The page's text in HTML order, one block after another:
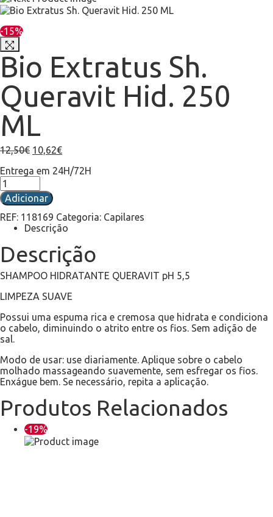
-15%
Bio Extratus Sh.
Queravit Hid. 250
ML
12,50€ 10,62€
Entrega em 24H/72H
Adicionar
REF: 118169 Categoria: Capilares
Descrição
Descrição
SHAMPOO HIDRATANTE QUERAVIT pH 5,5
LIMPEZA SUAVE
Possui uma espuma rica e cremosa que hidrata e condiciona
o cabelo, diminuindo o atrito entre os fios. Sem adição de
sal.
Modo de usar: use diariamente. Aplique sobre o cabelo
molhado massageando suavemente, sem esfregar os fios.
Enxágue bem. Se necessário, repita a aplicação.
Produtos Relacionados
-19%